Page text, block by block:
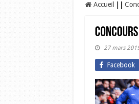
Accueil
27 mars
Facebook